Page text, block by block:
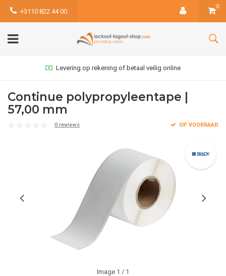
+3110 822 44 00
0
Levering op rekening of betaal veilig online
Continue polypropyleentape |
57,00 mm
0 reviews OP VOORRAAD
Image 1 / 1